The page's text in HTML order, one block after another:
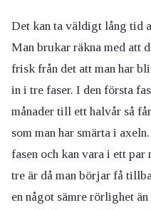
Det kan ta väldigt lång tid
Man brukar räkna med att
frisk från det att man har
in i tre faser. I den första
månader till ett halvår så
som man har smärta i
fasen och kan vara i ett
tre är då man börjar få
en något sämre rörlighet